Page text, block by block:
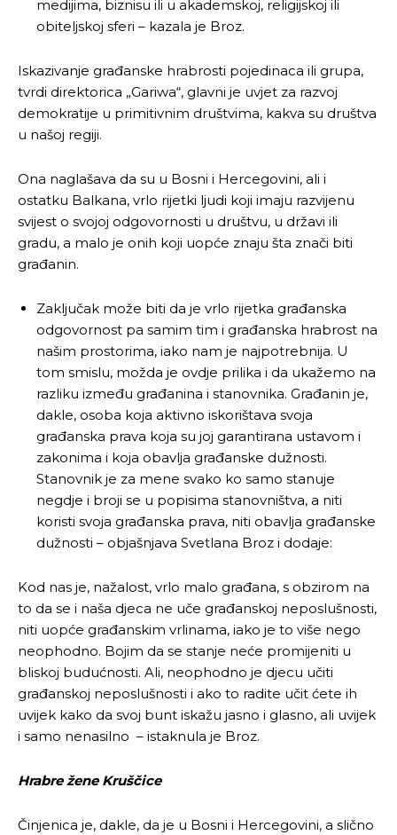
medijima, biznisu ili u akademskoj, religijskoj ili
obiteljskoj sferi – kazala je Broz.
Iskazivanje građanske hrabrosti pojedinaca ili grupa,
tvrdi direktorica „Gariwa“, glavni je uvjet za razvoj
demokratije u primitivnim društvima, kakva su društva
u našoj regiji.
Ona naglašava da su u Bosni i Hercegovini, ali i
ostatku Balkana, vrlo rijetki ljudi koji imaju razvijenu
svijest o svojoj odgovornosti u društvu, u državi ili
gradu, a malo je onih koji uopće znaju šta znači biti
građanin.
Zaključak može biti da je vrlo rijetka građanska
odgovornost pa samim tim i građanska hrabrost na
našim prostorima, iako nam je najpotrebnija. U
tom smislu, možda je ovdje prilika i da ukažemo na
razliku između građanina i stanovnika. Građanin je,
dakle, osoba koja aktivno iskorištava svoja
građanska prava koja su joj garantirana ustavom i
zakonima i koja obavlja građanske dužnosti.
Stanovnik je za mene svako ko samo stanuje
negdje i broji se u popisima stanovništva, a niti
koristi svoja građanska prava, niti obavlja građanske
dužnosti – objašnjava Svetlana Broz i dodaje:
Kod nas je, nažalost, vrlo malo građana, s obzirom na
to da se i naša djeca ne uče građanskoj neposlušnosti,
niti uopće građanskim vrlinama, iako je to više nego
neophodno. Bojim da se stanje neće promijeniti u
bliskoj budućnosti. Ali, neophodno je djecu učiti
građanskoj neposlušnosti i ako to radite učit ćete ih
uvijek kako da svoj bunt iskažu jasno i glasno, ali uvijek
i samo nenasilno – istaknula je Broz.
Hrabre žene Kruščice
Činjenica je, dakle, da je u Bosni i Hercegovini, a slično